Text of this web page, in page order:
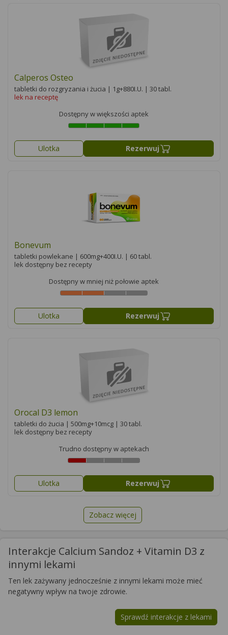
Calperos Osteo
tabletki do rozgryzania i żucia | 1g+880I.U. | 30 tabl.
lek na receptę
Dostępny w większości aptek
Ulotka Rezerwuj
Bonevum
tabletki powlekane | 600mg+400I.U. | 60 tabl.
lek dostępny bez recepty
Dostępny w mniej niż połowie aptek
Ulotka Rezerwuj
Orocal D3 lemon
tabletki do żucia | 500mg+10mcg | 30 tabl.
lek dostępny bez recepty
Trudno dostępny w aptekach
Ulotka Rezerwuj
Zobacz więcej
Interakcje Calcium Sandoz + Vitamin D3 z
innymi lekami
Ten lek zażywany jednocześnie z innymi lekami może mieć
negatywny wpływ na twoje zdrowie.
Sprawdź interakcje z lekami